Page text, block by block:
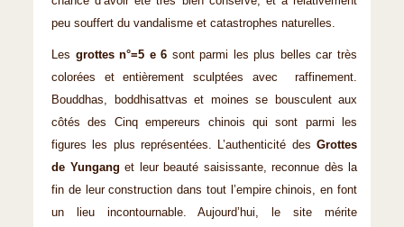
peu souffert du vandalisme et catastrophes naturelles.
Les grottes n°=5 e 6 sont parmi les plus belles car très
colorées et entièrement sculptées avec raffinement.
Bouddhas, boddhisattvas et moines se bousculent aux
côtés des Cinq empereurs chinois qui sont parmi les
figures les plus représentées. L’authenticité des Grottes
de Yungang et leur beauté saisissante, reconnue dès la
fin de leur construction dans tout l’empire chinois, en font
un lieu incontournable. Aujourd’hui, le site mérite